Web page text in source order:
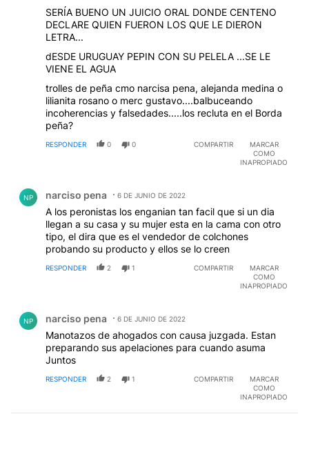
SERÍA BUENO UN JUICIO ORAL DONDE CENTENO
DECLARE QUIEN FUERON LOS QUE LE DIERON
LETRA...
dESDE URUGUAY PEPIN CON SU PELELA ...SE LE
VIENE EL AGUA
trolles de peña cmo narcisa pena, alejanda medina o
lilianita rosano o merc gustavo....balbuceando
incoherencias y falsedades.....los recluta en el Borda
peña?
RESPONDER 0 0 COMPARTIR
MARCAR
COMO
INAPROPIADO
NP narciso pena 6 DE JUNIO DE 2022
A los peronistas los enganian tan facil que si un dia
llegan a su casa y su mujer esta en la cama con otro
tipo, el dira que es el vendedor de colchones
probando su producto y ellos se lo creen
RESPONDER 2 1 COMPARTIR
MARCAR
COMO
INAPROPIADO
NP narciso pena 6 DE JUNIO DE 2022
Manotazos de ahogados con causa juzgada. Estan
preparando sus apelaciones para cuando asuma
Juntos
RESPONDER 2 1 COMPARTIR
MARCAR
COMO
INAPROPIADO